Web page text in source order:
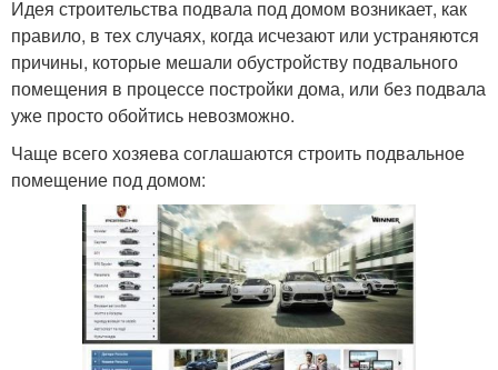
Идея строительства подвала под домом возникает, как
правило, в тех случаях, когда исчезают или устраняются
причины, которые мешали обустройству подвального
помещения в процессе постройки дома, или без подвала
уже просто обойтись невозможно.
Чаще всего хозяева соглашаются строить подвальное
помещение под домом: